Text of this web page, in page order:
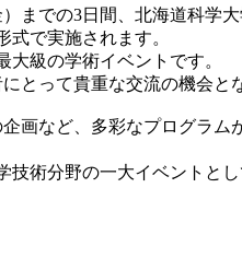
までの3日間、北海道科学
で実施されます。
級の学術イベントです。
とって貴重な交流の機会と
画など、多彩なプログラ
術分野の一大イベントとし